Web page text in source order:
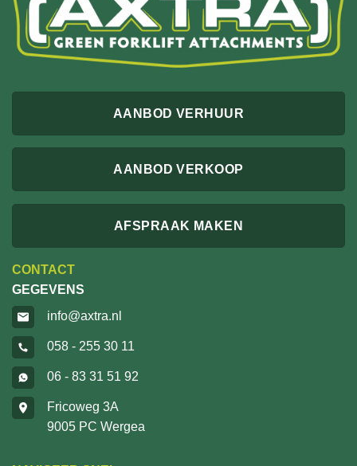
AANBOD VERHUUR
AANBOD VERKOOP
AFSPRAAK MAKEN
CONTACT
GEGEVENS
info@axtra.nl
058 - 255 30 11
06 - 83 31 51 92
Fricoweg 3A
9005 PC Wergea